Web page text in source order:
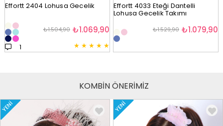
Effortt 2404 Lohusa Gecelik
★ ★ ★ ★ ★
1
₺1.069,90
₺1.504,90
Effortt 4033 Eteği Dantelli
Lohusa Gecelik Takımı
₺1.079,90
₺1.529,90
KOMBİN ÖNERİMİZ
YENI YENI